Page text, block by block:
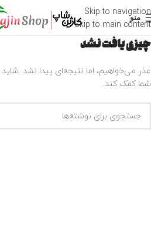
Skip to navigation
Skip to main content
منو
چیزی یافت نشد
عذر می‌خواهیم، اما نتیجه‌ای پیدا نشد.
شما کمک کند.